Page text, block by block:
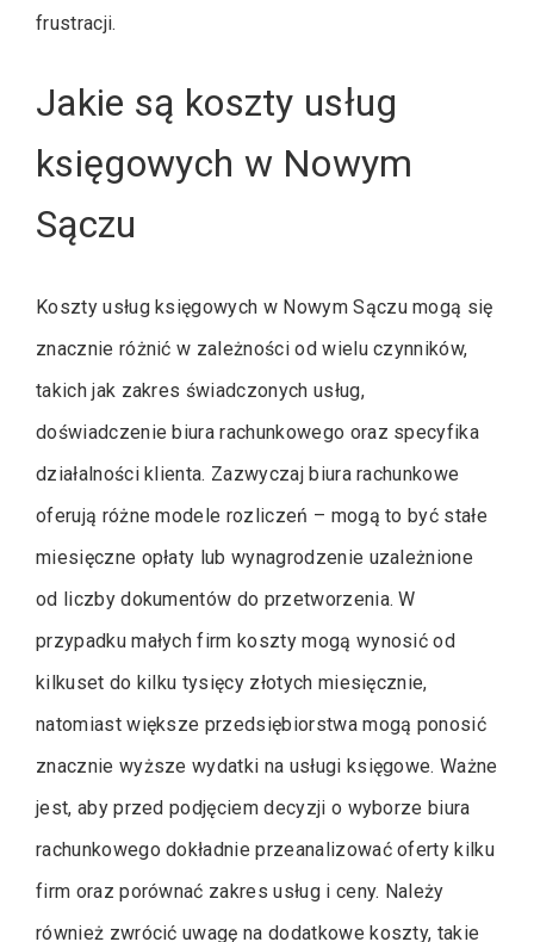
frustracji.
Jakie są koszty usług
księgowych w Nowym
Sączu
Koszty usług księgowych w Nowym Sączu mogą się
znacznie różnić w zależności od wielu czynników,
takich jak zakres świadczonych usług,
doświadczenie biura rachunkowego oraz specyfika
działalności klienta. Zazwyczaj biura rachunkowe
oferują różne modele rozliczeń – mogą to być stałe
miesięczne opłaty lub wynagrodzenie uzależnione
od liczby dokumentów do przetworzenia. W
przypadku małych firm koszty mogą wynosić od
kilkuset do kilku tysięcy złotych miesięcznie,
natomiast większe przedsiębiorstwa mogą ponosić
znacznie wyższe wydatki na usługi księgowe. Ważne
jest, aby przed podjęciem decyzji o wyborze biura
rachunkowego dokładnie przeanalizować oferty kilku
firm oraz porównać zakres usług i ceny. Należy
również zwrócić uwagę na dodatkowe koszty, takie